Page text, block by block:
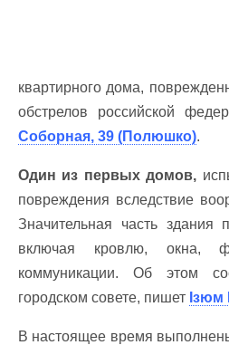
квартирного дома,
обстрелов российской
Соборная, 39 (Полюшко).
Один из первых домов,
повреждения вследствие
Значительная часть здания
включая кровлю, окна,
коммуникации. Об этом
городском совете, пишет Ізюм
В настоящее время